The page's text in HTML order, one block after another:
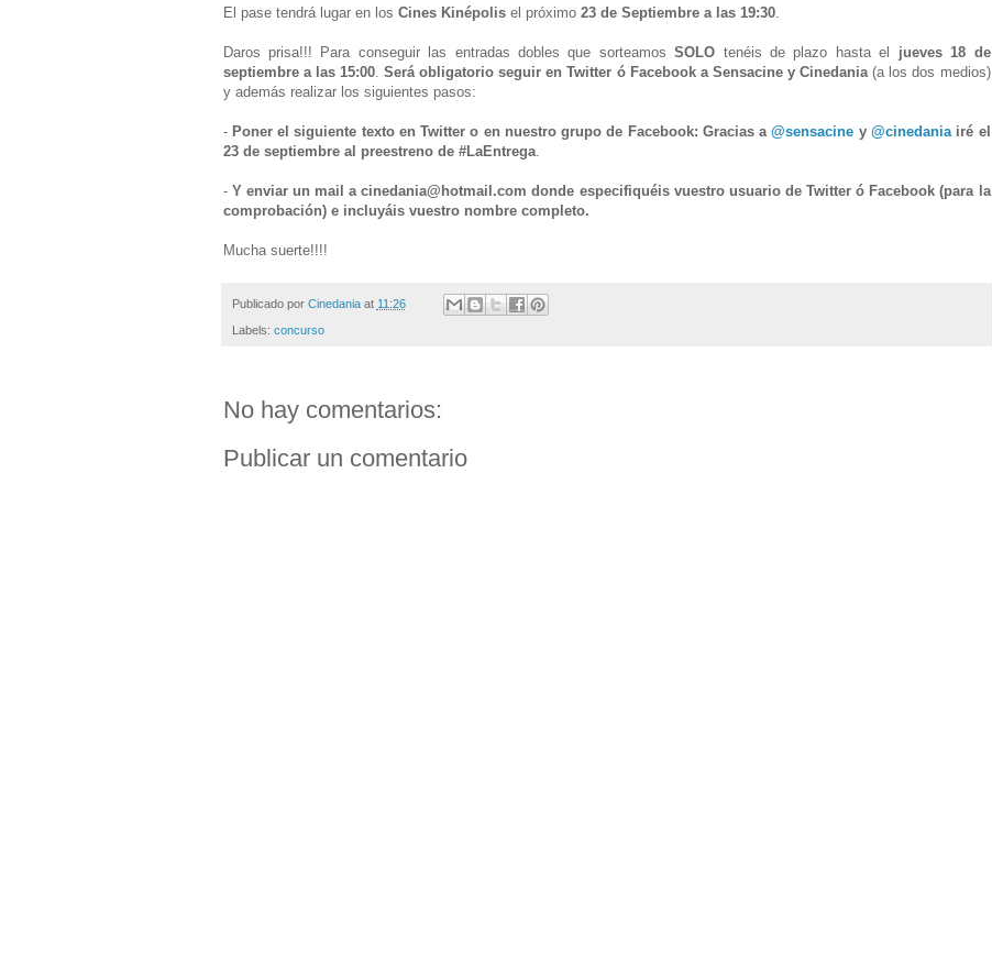
El pase tendrá lugar en los Cines Kinépolisel próximo 23 de Septiembre a las 19:30.
Daros prisa!!! Para conseguir las entradas dobles que sorteamosSOLO tenéis de plazo hasta el jueves 18 de
septiembre a las 15:00. Será obligatorio seguir en Twitter ó Facebook a Sensacine y Cinedania(a los dos medios)
y además realizar los siguientes pasos:
-Poner el siguiente texto en Twitter o en nuestro grupo de Facebook: Gracias a@sensacine y @cinedaniairé el
23 de septiembre al preestreno de #LaEntrega.
- Y enviar un mail a cinedania@hotmail.com donde especifiquéis vuestro usuario de Twitter ó Facebook (para la
comprobación) e incluyáis vuestro nombre completo.
Mucha suerte!!!!
Publicado por Cinedania at 11:26
Labels: concurso
No hay comentarios:
Publicar un comentario